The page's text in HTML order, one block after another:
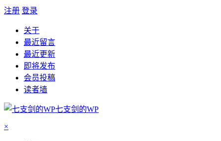
注册 登录
关于
最近留言
最近更新
即将发布
会员投稿
读者墙
七支剑的WP
×